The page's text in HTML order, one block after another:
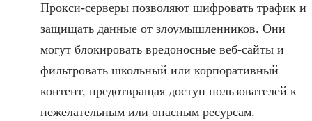
Прокси-серверы позволяют шифровать трафик и
защищать данные от злоумышленников. Они
могут блокировать вредоносные веб-сайты и
фильтровать школьный или корпоративный
контент, предотвращая доступ пользователей к
нежелательным или опасным ресурсам.